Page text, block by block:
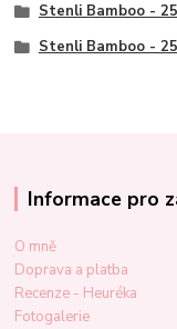
Stenli Bamboo -
Stenli Bamboo -
Informace pro
O mně
Doprava a platba
Recenze - Heuréka
Fotogalerie